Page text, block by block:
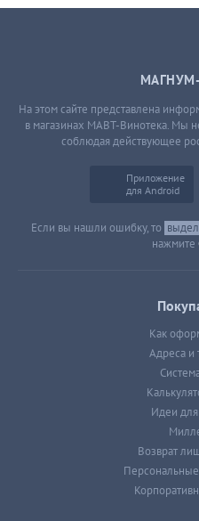
МАГНУМ-
На этом сайте представлена
в магазинах МАВТ-Винотека. Мы
соблюдая действующее
Приложение
для Android
Если вы нашли ошибку, то
нажмите
Как
Адреса и
Идеи
Возврат